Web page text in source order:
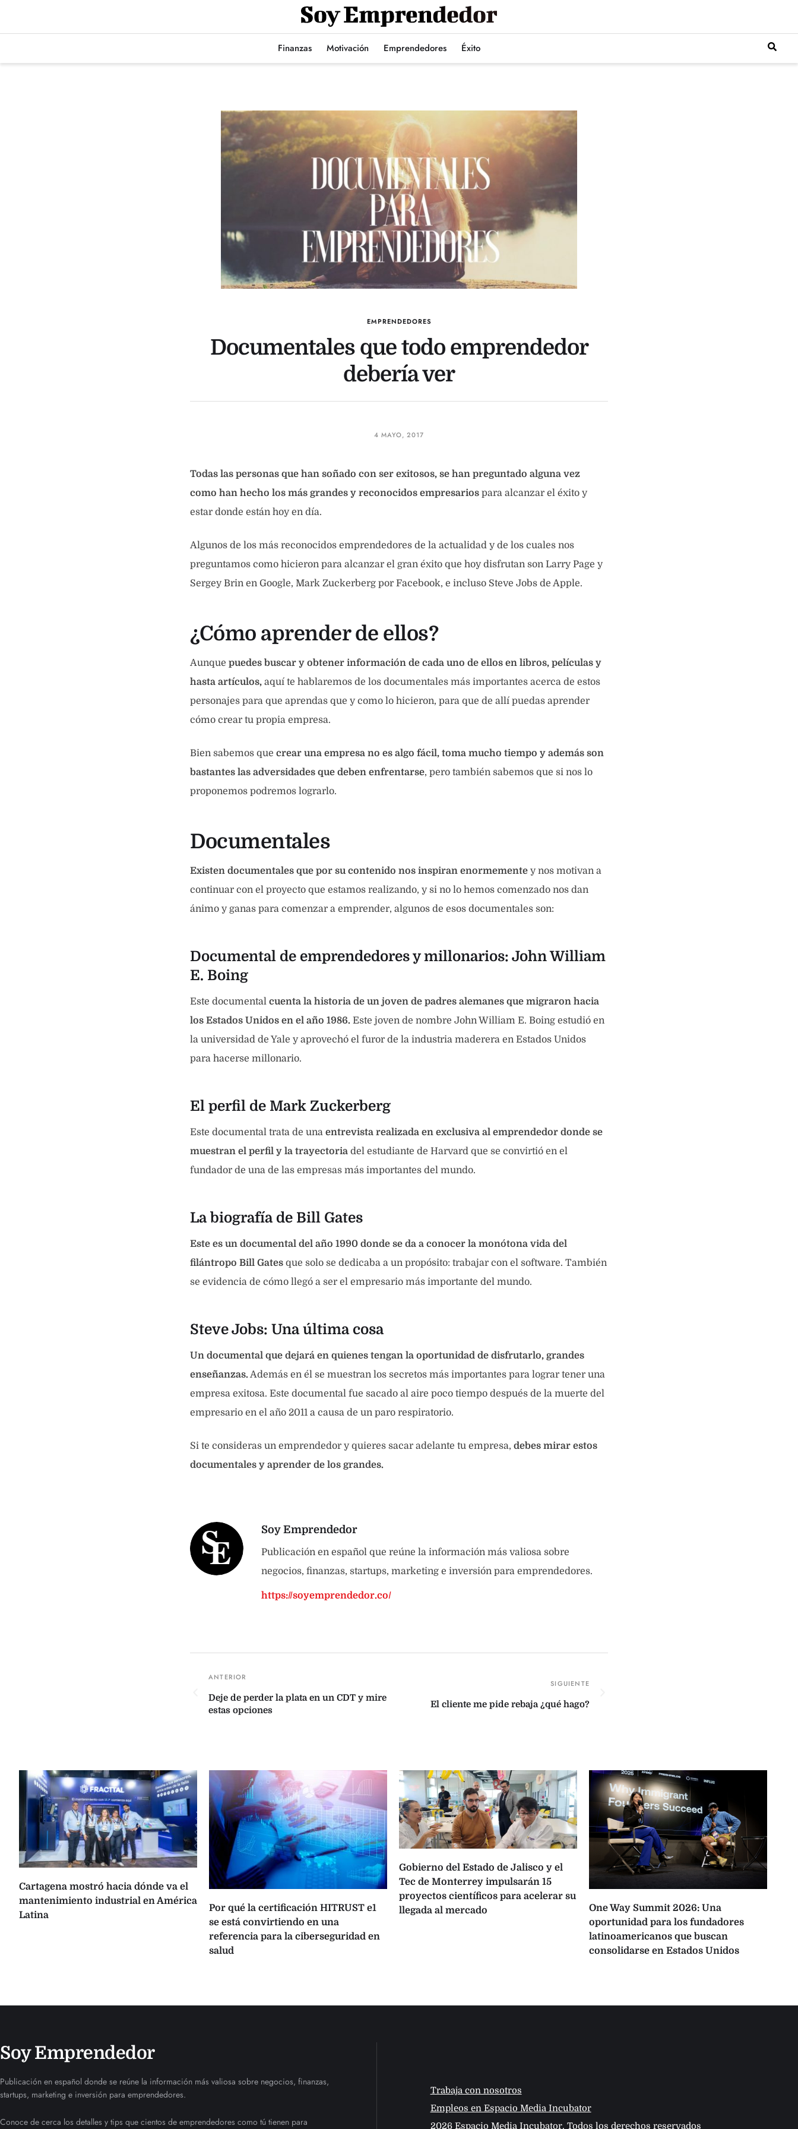
Finanzas Motivación Emprendedores Éxito
EMPRENDEDORES
Documentales que todo emprendedor
debería ver
4 MAYO, 2017
Todas las personas que han soñado con ser exitosos, se han preguntado alguna vez
como han hecho los más grandes y reconocidos empresarios para alcanzar el éxito y
estar donde están hoy en día.
Algunos de los más reconocidos emprendedores de la actualidad y de los cuales nos
preguntamos como hicieron para alcanzar el gran éxito que hoy disfrutan son Larry Page y
Sergey Brin en Google, Mark Zuckerberg por Facebook, e incluso Steve Jobs de Apple.
¿Cómo aprender de ellos?
Aunque puedes buscar y obtener información de cada uno de ellos en libros, películas y
hasta artículos, aquí te hablaremos de los documentales más importantes acerca de estos
personajes para que aprendas que y como lo hicieron, para que de allí puedas aprender
cómo crear tu propia empresa.
Bien sabemos que crear una empresa no es algo fácil, toma mucho tiempo y además son
bastantes las adversidades que deben enfrentarse, pero también sabemos que si nos lo
proponemos podremos lograrlo.
Documentales
Existen documentales que por su contenido nos inspiran enormemente y nos motivan a
continuar con el proyecto que estamos realizando, y si no lo hemos comenzado nos dan
ánimo y ganas para comenzar a emprender, algunos de esos documentales son:
Documental de emprendedores y millonarios: John William
E. Boing
Este documental cuenta la historia de un joven de padres alemanes que migraron hacia
los Estados Unidos en el año 1986. Este joven de nombre John William E. Boing estudió en
la universidad de Yale y aprovechó el furor de la industria maderera en Estados Unidos
para hacerse millonario.
El perfil de Mark Zuckerberg
Este documental trata de una entrevista realizada en exclusiva al emprendedor donde se
muestran el perfil y la trayectoria del estudiante de Harvard que se convirtió en el
fundador de una de las empresas más importantes del mundo.
La biografía de Bill Gates
Este es un documental del año 1990 donde se da a conocer la monótona vida del
filántropo Bill Gates que solo se dedicaba a un propósito: trabajar con el software. También
se evidencia de cómo llegó a ser el empresario más importante del mundo.
Steve Jobs: Una última cosa
Un documental que dejará en quienes tengan la oportunidad de disfrutarlo, grandes
enseñanzas.Además en él se muestran los secretos más importantes para lograr tener una
empresa exitosa. Este documental fue sacado al aire poco tiempo después de la muerte del
empresario en el año 2011 a causa de un paro respiratorio.
Si te consideras un emprendedor y quieres sacar adelante tu empresa, debes mirar estos
documentales y aprender de los grandes.
Soy Emprendedor
Publicación en español que reúne la información más valiosa sobre
negocios, finanzas, startups, marketing e inversión para emprendedores.
https://soyemprendedor.co/
Deje de perder la plata en un CDT y mire
estas opciones
El cliente me pide rebaja ¿qué hago?
Cartagena mostró hacia dónde va el
mantenimiento industrial en América
Latina
Por qué la certificación HITRUST e1
se está convirtiendo en una
referencia para la ciberseguridad en
salud
Gobierno del Estado de Jalisco y el
Tec de Monterrey impulsarán 15
proyectos científicos para acelerar su
llegada al mercado
One Way Summit 2026: Una
oportunidad para los fundadores
latinoamericanos que buscan
consolidarse en Estados Unidos
Soy Emprendedor
Publicación en español donde se reúne la información más valiosa sobre negocios, finanzas,
startups, marketing e inversión para emprendedores.
Conoce de cerca los detalles y tips que cientos de emprendedores como tú tienen para
Trabaja con nosotros
Empleos en Espacio Media Incubator
2026 Espacio Media Incubator, Todos los derechos reservados